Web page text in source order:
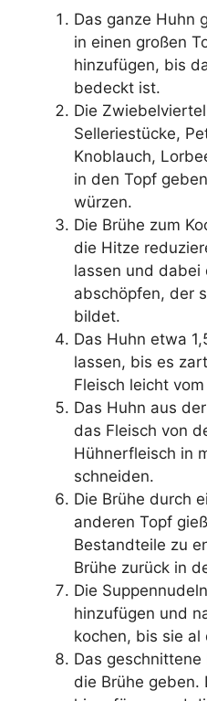
Das ganze Huhn
in einen großen
hinzufügen, bis
bedeckt ist.
Die
Selleriestücke,
Knoblauch,
in den Topf
würzen.
Die Brühe zum
die Hitze
lassen und dabei
abschöpfen, der
bildet.
Das Huhn etwa
lassen, bis es
Fleisch leicht
Das Huhn aus
das Fleisch von
Hühnerfleisch in
schneiden.
Die Brühe durch
anderen Topf
Bestandteile zu
Brühe zurück in
Die
hinzufügen und
kochen, bis sie al
Das
die Brühe geben.